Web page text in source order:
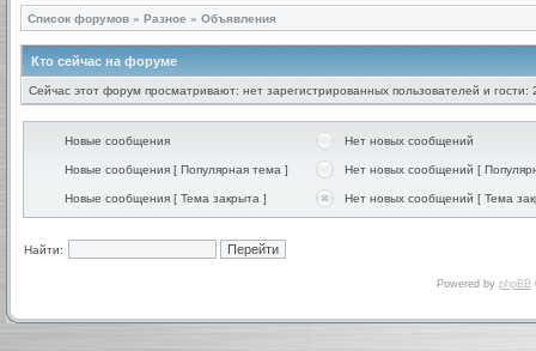
Список форумов » Разное » Объявления
Кто сейчас на форуме
Сейчас этот форум просматривают: нет зарегистрированных пользователей и гости:
Новые сообщения Нет новых сообщений
Новые сообщения [ Популярная тема ] Нет новых сообщений [
Новые сообщения [ Тема закрыта ] Нет новых сообщений [ Тема
Найти:
Powered by phpBB